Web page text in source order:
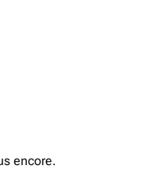
encore.